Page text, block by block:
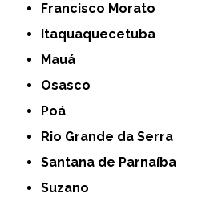
Francisco Morato
Itaquaquecetuba
Mauá
Osasco
Poá
Rio Grande da Serra
Santana de Parnaíba
Suzano